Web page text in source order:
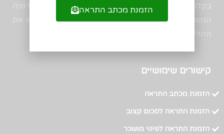
בקלות, במחירים זולים משמעותית ולהקל את הביורוקרטיה
המשפטית המרתיעה אנשים רבים. אנו שואפים להנגיש את
ההליך המשפטי לקהל הרחב.
קישורים שימושיים
הזמנת מכתב התראה
הזמנת התראה לסכום קצוב
הזמנת התראה לפינוי מושכר
הזמנת מכתב התראה